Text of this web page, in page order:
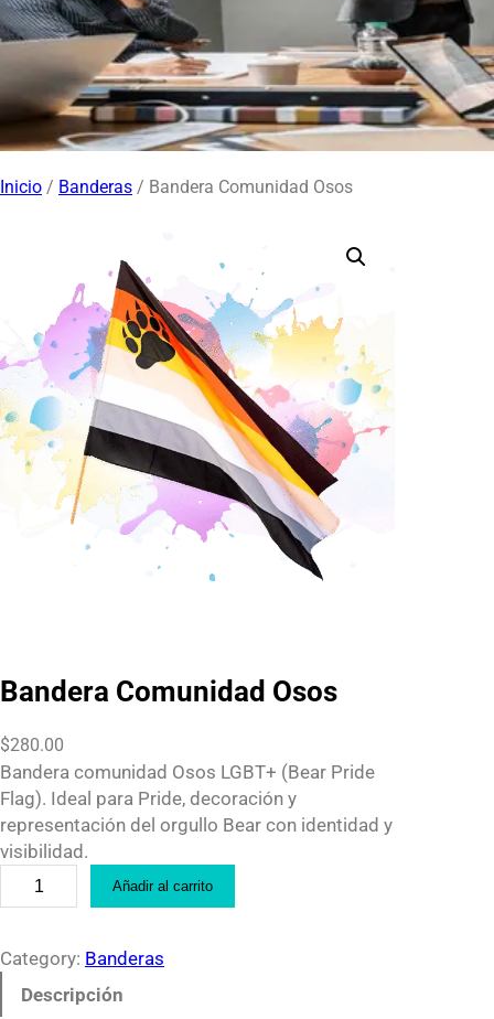
Inicio / Banderas / Bandera Comunidad Osos
Bandera Comunidad Osos
$280.00
Bandera comunidad Osos LGBT+ (Bear Pride
Flag). Ideal para Pride, decoración y
representación del orgullo Bear con identidad y
visibilidad.
a
d
Añadir al carrito
Category: Banderas
Descripción